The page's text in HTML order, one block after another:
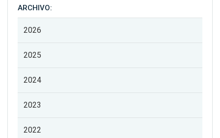
ARCHIVO:
2026
2025
2024
2023
2022